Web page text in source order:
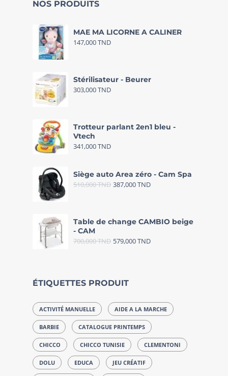
NOS PRODUITS
MAE MA LICORNE A CALINER
147,000TND
Stérilisateur - Beurer
303,000TND
Trotteur parlant 2en1 bleu -
Vtech
341,000TND
Siège auto Area zéro - Cam Spa
510,000TND 387,000TND
Table de change CAMBIO beige
- CAM
700,000TND 579,000TND
ÉTIQUETTES PRODUIT
ACTIVITÉ MANUELLE AIDE A LA MARCHE
BARBIE CATALOGUE PRINTEMPS
CHICCO CHICCO TUNISIE CLEMENTONI
DOLU EDUCA JEU CRÉATIF